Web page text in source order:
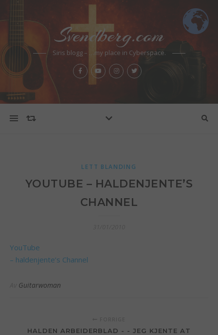
Svendberg.com
Siris blogg – …my place in Cyberspace.
LETT BLANDING
YOUTUBE – HALDENJENTE’S
CHANNEL
YouTube
– haldenjente’s Channel
Guitarwoman
HALDEN ARBEIDERBLAD - - JEG KJENTE AT